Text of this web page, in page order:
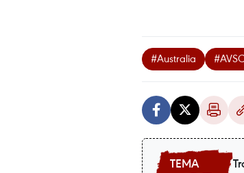
#Australia